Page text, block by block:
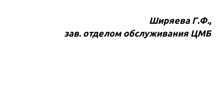
Ширяева Г.Ф.,
зав. отделом обслуживания ЦМБ